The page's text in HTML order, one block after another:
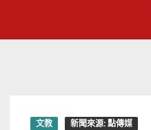
文教 新聞來源: 點傳媒